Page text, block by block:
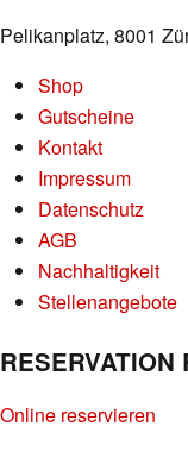
Pelikanplatz, 8001
Shop
Gutscheine
Kontakt
Impressum
Datenschutz
AGB
Nachhaltigkeit
Stellenangebote
RESERVATION
Online reservieren